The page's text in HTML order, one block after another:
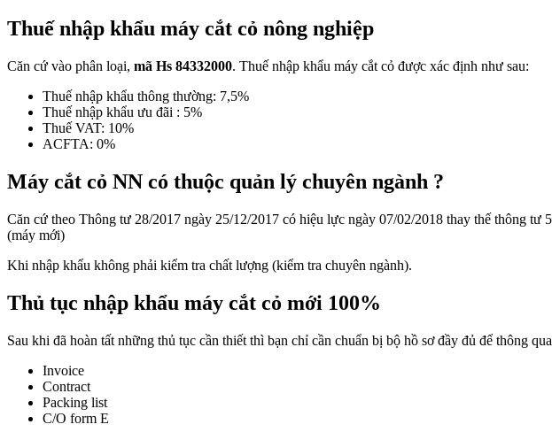
Thuế nhập khẩu máy cắt cỏ nông nghiệp
Căn cứ vào phân loại, mã Hs 84332000. Thuế nhập khẩu máy cắt cỏ được xác định như sau:
Thuế nhập khẩu thông thường: 7,5%
Thuế nhập khẩu ưu đãi : 5%
Thuế VAT: 10%
ACFTA: 0%
Máy cắt cỏ NN có thuộc quản lý chuyên ngành ?
Căn cứ theo Thông tư 28/2017 ngày 25/12/2017 có hiệu lực ngày 07/02/2018 thay thế thông
(máy mới)
Khi nhập khẩu không phải kiểm tra chất lượng (kiểm tra chuyên ngành).
Thủ tục nhập khẩu máy cắt cỏ mới 100%
Sau khi đã hoàn tất những thủ tục cần thiết thì bạn chỉ cần chuẩn bị bộ hồ sơ đầy đủ để thông
Invoice
Contract
Packing list
C/O form E